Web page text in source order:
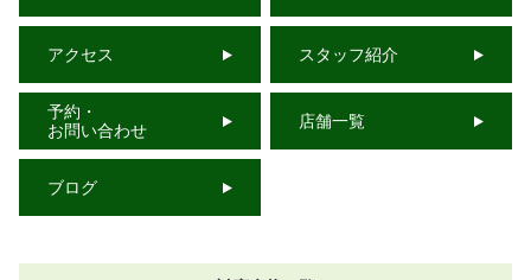
アクセス スタッフ紹介
予約・
お問い合わせ
店舗一覧
ブログ